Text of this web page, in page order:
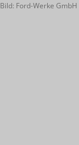
Bild: Ford-Werke GmbH